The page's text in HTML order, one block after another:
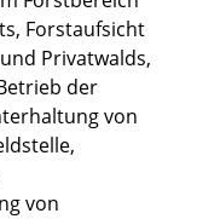
Forstaufsicht
Privatwalds,
der
von
von